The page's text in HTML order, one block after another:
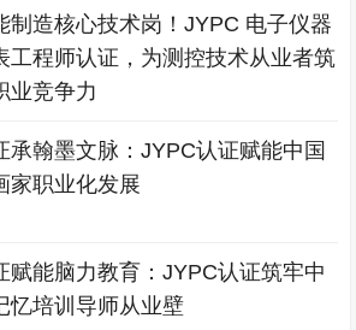
制造核心技术岗！JYPC 电子仪器
工程师认证，为测控技术从业者筑
业竞争力
承翰墨文脉：JYPC认证赋能中国
家职业化发展
赋能脑力教育：JYPC认证筑牢中
忆培训导师从业壁